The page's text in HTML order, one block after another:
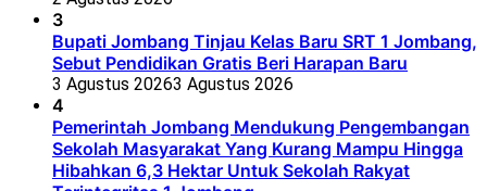
3
Bupati Jombang Tinjau Kelas Baru SRT 1 Jombang,
Sebut Pendidikan Gratis Beri Harapan Baru
3 Agustus 20263 Agustus 2026
4
Pemerintah Jombang Mendukung Pengembangan
Sekolah Masyarakat Yang Kurang Mampu Hingga
Hibahkan 6,3 Hektar Untuk Sekolah Rakyat